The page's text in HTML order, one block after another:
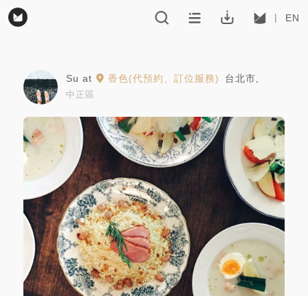
EN
Su at 香色(代預約、訂位服務) 台北市
中正區